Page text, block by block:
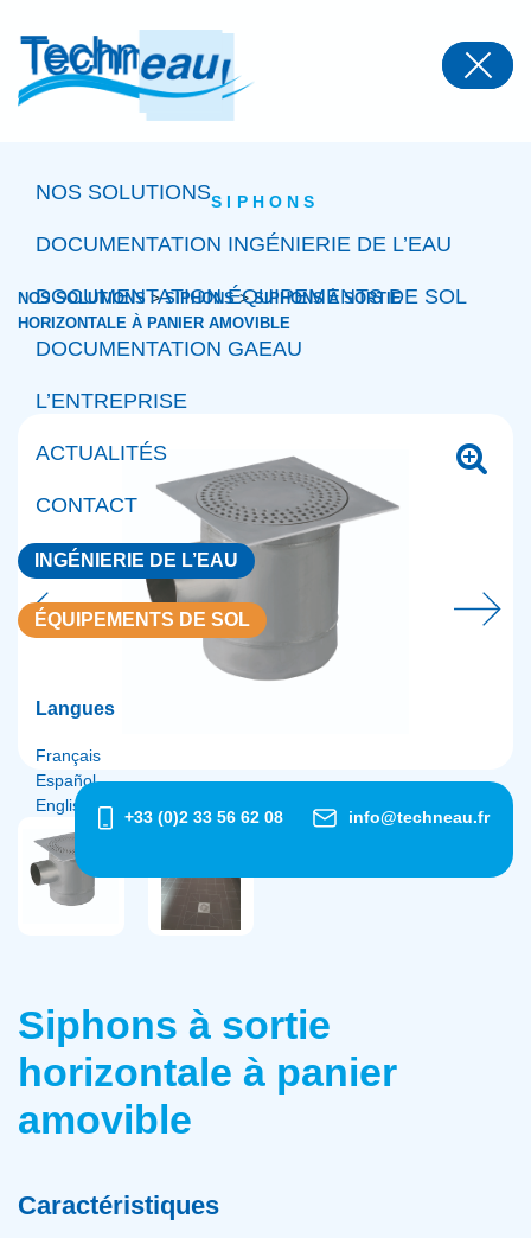
NOS SOLUTIONS
DOCUMENTATION INGÉNIERIE DE L’EAU
DOCUMENTATION ÉQUIPEMENTS DE SOL
DOCUMENTATION GAEAU
L’ENTREPRISE
ACTUALITÉS
CONTACT
INGÉNIERIE DE L’EAU
ÉQUIPEMENTS DE SOL
Langues
Français
Español
English
+33 (0)2 33 56 62 08 info@techneau.fr
SIPHONS
NOS SOLUTIONS>SIPHONS>SIPHONS À SORTIE
HORIZONTALE À PANIER AMOVIBLE
Siphons à sortie
horizontale à panier
amovible
Caractéristiques